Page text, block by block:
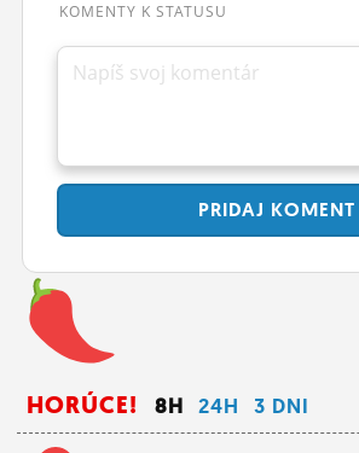
NASTAVENIA
ROLETA
KOMENTY K STATUSU
Napíš svoj komentár
PRIDAJ KOMENT
HORÚCE! 8H 24H 3 DNI